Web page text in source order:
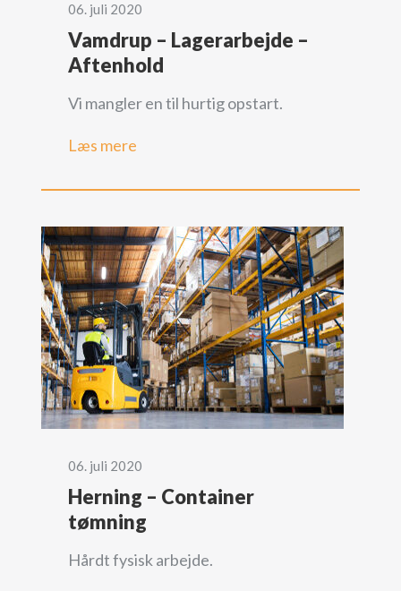
06. juli 2020
Vamdrup – Lagerarbejde –
Aftenhold
Vi mangler en til hurtig opstart.
Læs mere
06. juli 2020
Herning – Container
tømning
Hårdt fysisk arbejde.